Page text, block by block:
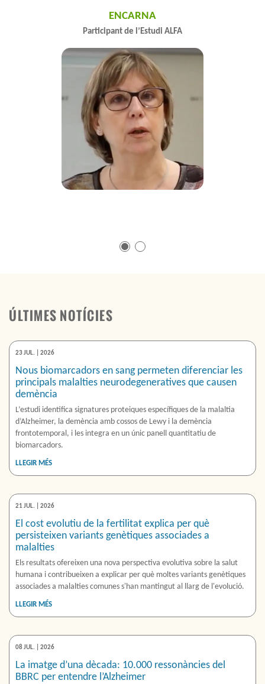
JUAN PEDRO
Participant de l'Estudi ALFA
ÚLTIMES NOTÍCIES
23 JUL. | 2026
Nous biomarcadors en sang permeten diferenciar les
principals malalties neurodegeneratives que causen
demència
L’estudi identifica signatures proteiques específiques de la malaltia
d’Alzheimer, la demència amb cossos de Lewy i la demència
frontotemporal, i les integra en un únic panell quantitatiu de
biomarcadors.
LLEGIR MÉS
21 JUL. | 2026
El cost evolutiu de la fertilitat explica per què
persisteixen variants genètiques associades a
malalties
Els resultats ofereixen una nova perspectiva evolutiva sobre la salut
humana i contribueixen a explicar per què moltes variants genètiques
associades a malalties comunes s'han mantingut al llarg de l'evolució.
LLEGIR MÉS
08 JUL. | 2026
La imatge d’una dècada: 10.000 ressonàncies del
BBRC per entendre l’Alzheimer